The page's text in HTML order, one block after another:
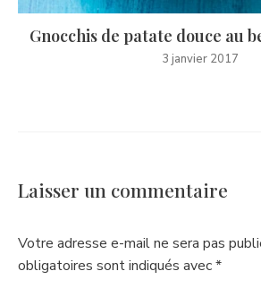
Gnocchis de patate douce au
3 janvier 2017
Laisser un commentaire
Votre adresse e-mail ne sera pas
obligatoires sont indiqués avec*